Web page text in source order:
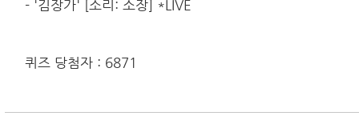
- '김장가' [소리: 소장] *LIVE
퀴즈 당첨자 : 6871